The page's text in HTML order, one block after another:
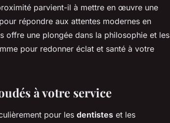
?parvient-il à mettre en œuvre une
répondre aux attentes modernes en
offre une plongée dans la philosophie et les
pour redonner éclat et santé à votre
à votre service
pour les dentistes et les